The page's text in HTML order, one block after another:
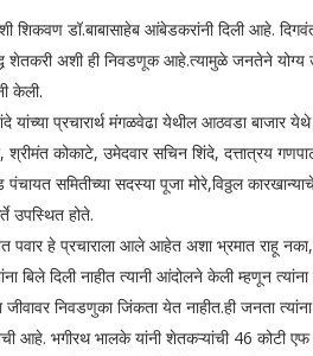
शिकवण डॉ.बाबासाहेब आंबेडकरांनी दिली आहे.
शेतकरी अशी ही निवडणूक आहे.त्यामुळे जनतेने
संघटनेचे
प्रचारार्थ मंगळवेढा येथील आठवडा बाजार
कोकाटे, उमेदवार सचिन शिंदे, दत्तात्रय
समितीच्या सदस्या पूजा मोरे,विठ्ठल
उपस्थित होते.
पवार हे प्रचाराला आले आहेत अशा भ्रमात राहू
बिले दिली नाहीत त्यानी आंदोलने केली म्हणून
निवडणुका जिंकता येत नाहीत.ही जनता
आहे. भगीरथ भालके यांनी शेतकऱ्यांची 46 कोटी